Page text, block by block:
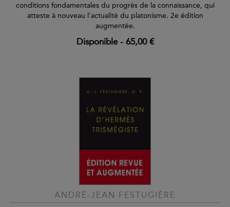
conditions fondamentales du progrès de la connaissance, qui
atteste à nouveau l'actualité du platonisme. 2e édition
augmentée.
Disponible- 65,00 €
ANDRÉ-JEAN FESTUGIÈRE